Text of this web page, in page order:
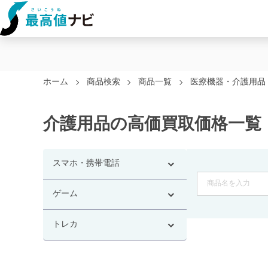
ホーム 商品検索 商品一覧 医療機器・介護用
介護用品の高価買取価格一覧
スマホ・携帯電話
ゲーム
トレカ